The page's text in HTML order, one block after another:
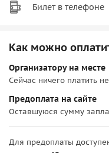
Билет в телефоне
Как можно
Организатору на месте
Сейчас ничего платить
Предоплата на сайте
Оставшуюся сумму
Для предоплаты